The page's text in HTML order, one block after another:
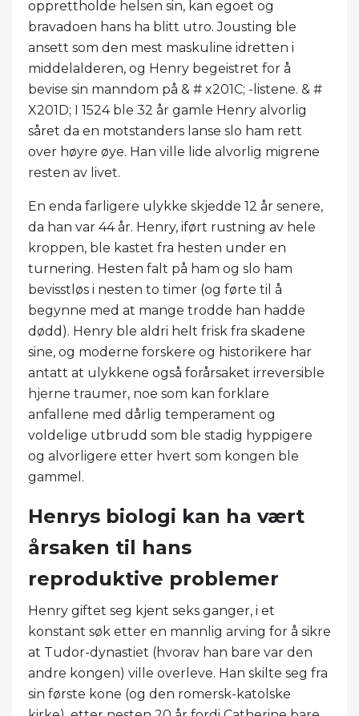
opprettholde helsen sin, kan egoet og
bravadoen hans ha blitt utro. Jousting ble
ansett som den mest maskuline idretten i
middelalderen, og Henry begeistret for å
bevise sin manndom på & # x201C; -listene. & #
X201D; I 1524 ble 32 år gamle Henry alvorlig
såret da en motstanders lanse slo ham rett
over høyre øye. Han ville lide alvorlig migrene
resten av livet.
En enda farligere ulykke skjedde 12 år senere,
da han var 44 år. Henry, iført rustning av hele
kroppen, ble kastet fra hesten under en
turnering. Hesten falt på ham og slo ham
bevisstløs i nesten to timer (og førte til å
begynne med at mange trodde han hadde
dødd). Henry ble aldri helt frisk fra skadene
sine, og moderne forskere og historikere har
antatt at ulykkene også forårsaket irreversible
hjerne traumer, noe som kan forklare
anfallene med dårlig temperament og
voldelige utbrudd som ble stadig hyppigere
og alvorligere etter hvert som kongen ble
gammel.
Henrys biologi kan ha vært
årsaken til hans
reproduktive problemer
Henry giftet seg kjent seks ganger, i et
konstant søk etter en mannlig arving for å sikre
at Tudor-dynastiet (hvorav han bare var den
andre kongen) ville overleve. Han skilte seg fra
sin første kone (og den romersk-katolske